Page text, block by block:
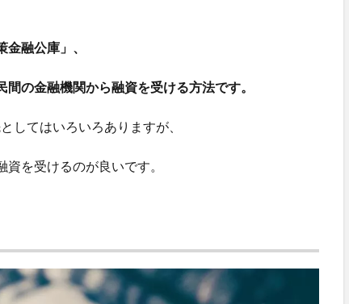
融公庫」、
の金融機関から融資を受ける方法です。
してはいろいろありますが、
を受けるのが良いです。